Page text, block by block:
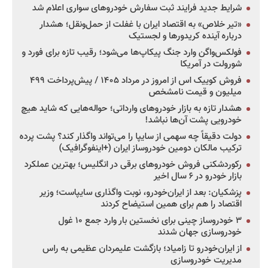
شرایط جدید فرایند ثبت سفارش خودروهای سواری اعلام شد
«تیر خلاص» به اقتصاد ایران با غفلت از حمل‌ونقل؛ هشدار
درباره آینده کریدورها و لجستیک
فولکس‌واگن وارد جنگ پیکاپ‌ها می‌شود؛ رقیب تازه برای فورد و
شورولت در آمریکا
فروش کوییک اس از امروز در مرداد ۱۴۰۵ / پیش‌پرداخت ۴۹۹
میلیون و قیمت نامشخص
هشدار تازه به بازار خودروهای وارداتی؛ حواله‌هایی که شاید هیچ
خودرویی پشت آن‌ها نباشد!
دولت دقیقاً چه سهمی از سایپا را می‌تواند واگذار کند؟ پشت پرده
ترکیب مالکان دومین خودروساز ایران (+اینفوگرافیک)
رکوردشکنی فروش خودروهای برقی در انگلیس؛ بهترین عملکرد
بازار خودرو در ۶ سال اخیر
پزشکیان: بعد از ایران‌خودرو، نوبت واگذاری سایپاست؛ وزیر
اقتصاد را هم برای همین استیضاح کردند
۳ خودروساز چینی برای نخستین بار وارد جمع ۱۰ غول
خودروسازی جهان شدند
از ایران‌خودرو تا زامیاد؛ بازگشت علیمردان عظیمی به راس
مدیریت خودروسازی